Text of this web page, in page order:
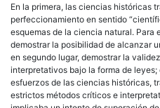
En la primera, las ciencias históricas
perfeccionamiento en sentido
esquemas de la ciencia natural. Para
demostrar la posibilidad de alcanzar
en segundo lugar, demostrar la
interpretativos bajo la forma de
esfuerzos de las ciencias históricas,
estrictos métodos críticos e